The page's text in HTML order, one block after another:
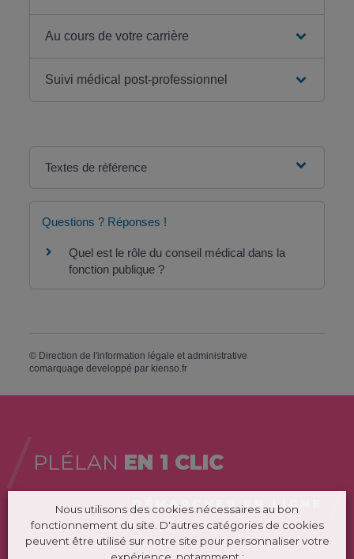
Au cours de votre carrière
Suivi médical post-professionnel
Textes de référence
Questions ? Réponses !
Quel est le rôle du conseil médical dans la
fonction publique ?
© Direction de l'information légale et administrative
comarquage developpé par kienso.fr
PLÉLAN EN 1 CLIC
DÉMARCHES EN LIGNE
Nous utilisons des cookies nécessaires au bon
fonctionnement du site. D'autres catégories de cookies
peuvent être utilisé sur notre site pour personnaliser votre